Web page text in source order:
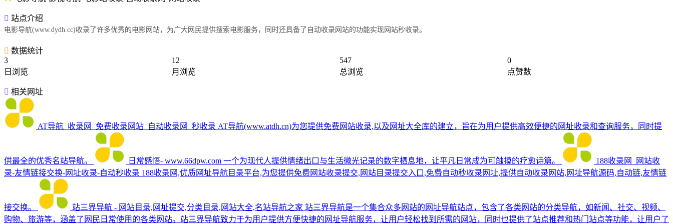
站点介绍
电影导航(www.dydh.cc)收录了许多优秀的电影网站，为广大网民提供搜索电影服务，同时还具备了自动收录网站的功能实现网站秒收录。
数据统计
3
日浏览
12
月浏览
547
总浏览
0
点赞数
相关网址
AT导航_收录网_免费收录网站_自动收录网_秒收录 AT导航(www.atdh.cn)为您提供免费网站收录,以及网址大全库的建立，旨在为用户提供高效便捷的网址收录和查询服务，同时提
供最全的优秀名站导航。 日常感悟- www.66dpw.com 一个为现代人提供情绪出口与生活微光记录的数字栖息地，让平凡日常成为可触摸的疗愈诗篇。
188收录网_网站收
录-友情链接交换-网址收录-自动秒收录 188收录网,优质网址导航目录平台,为您提供免费网站收录提交,网站目录提交入口,免费自动秒收录网址,提供自动收录网站,网址导航源码,自动链,友情链
接交换。 站三界导航 - 网站目录,网址提交,分类目录,网站大全,名站导航之家 站三界导航是一个集合众多网站的网址导航站点，包含了各类网站的分类导航，如新闻、社交、视频、
购物、旅游等，涵盖了网民日常使用的各类网站。站三界导航致力于为用户提供方便快捷的网址导航服务，让用户轻松找到所需的网站，同时也提供了站点推荐和热门站点等功能，让用户了